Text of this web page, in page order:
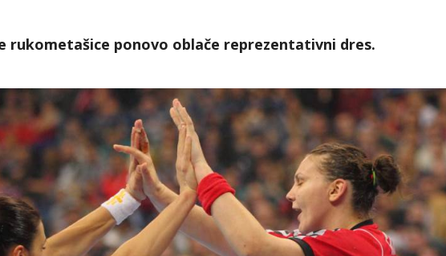
rukometašice ponovo oblače reprezentativni dres.